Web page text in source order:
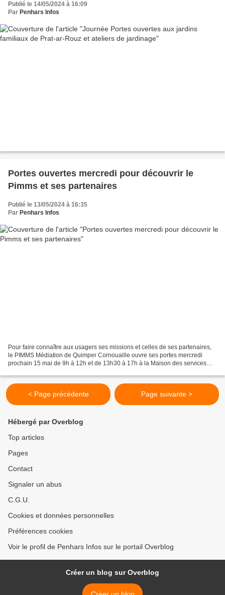
Publié le 14/05/2024 à 16:09
Par Penhars Infos
Portes ouvertes mercredi pour découvrir le
Pimms et ses partenaires
Publié le 13/05/2024 à 16:35
Par Penhars Infos
Pour faire connaître aux usagers ses missions et celles de ses partenaires,
le PIMMS Médiation de Quimper Cornouaille ouvre ses portes mercredi
prochain 15 mai de 9h à 12h et de 13h30 à 17h à la Maison des services
< Page précédente Page suivante >
Hébergé par Overblog
Top articles
Pages
Contact
Signaler un abus
C.G.U.
Cookies et données personnelles
Préférences cookies
Voir le profil de Penhars Infos sur le portail Overblog
Créer un blog sur Overblog